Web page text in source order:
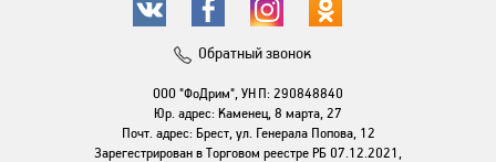
Обратный звонок
ООО "ФоДрим", УНП: 290848840
Юр. адрес: Каменец, 8 марта, 27
Почт. адрес: Брест, ул. Генерала Попова, 12
Зарегестрирован в Торговом реестре РБ 07.12.2021,